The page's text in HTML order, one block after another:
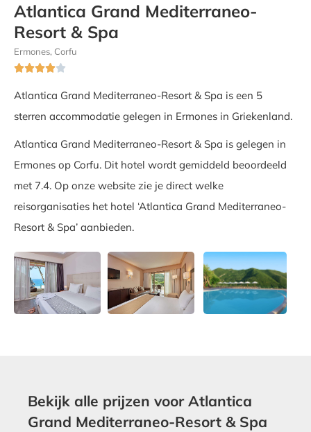
Atlantica Grand Mediterraneo-
Resort & Spa
Ermones, Corfu

Atlantica Grand Mediterraneo-Resort & Spa is een 5
sterren accommodatie gelegen in Ermones in Griekenland.
Atlantica Grand Mediterraneo-Resort & Spa is gelegen in
Ermones op Corfu. Dit hotel wordt gemiddeld beoordeeld
met 7.4. Op onze website zie je direct welke
reisorganisaties het hotel ‘Atlantica Grand Mediterraneo-
Resort & Spa’ aanbieden.
Bekijk alle prijzen voor Atlantica
Grand Mediterraneo-Resort & Spa